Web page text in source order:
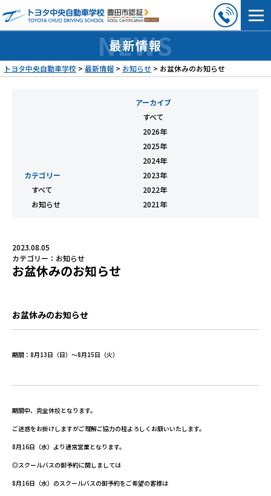
最新情報
トヨタ中央自動車学校 > 最新情報 > お知らせ > お盆休みのお知らせ
カテゴリー
すべて
お知らせ
アーカイブ
すべて
2026年
2025年
2024年
2023年
2022年
2021年
2023.08.05
カテゴリー： お知らせ
お盆休みのお知らせ
お盆休みのお知らせ
期間：8月13日（日）～8月15日（火）
期間中、完全休校となります。
ご迷惑をお掛けしますがご理解ご協力の程よろしくお願いいたします。
8月16日（水）より通常営業となります。
◎スクールバスの御予約に関しましては
8月16日（水）のスクールバスの御予約をご希望の客様は